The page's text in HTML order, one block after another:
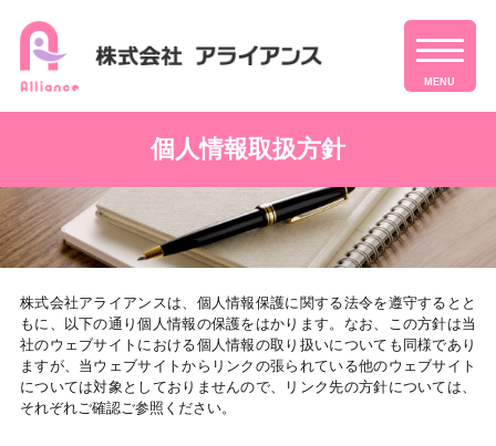
MENU
個人情報取扱方針
株式会社アライアンスは、個人情報保護に関する法令を遵守するとと
もに、以下の通り個人情報の保護をはかります。なお、この方針は当
社のウェブサイトにおける個人情報の取り扱いについても同様であり
ますが、当ウェブサイトからリンクの張られている他のウェブサイト
については対象としておりませんので、リンク先の方針については、
それぞれご確認ご参照ください。